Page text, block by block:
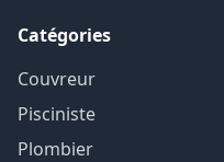
Catégories
Couvreur
Pisciniste
Plombier